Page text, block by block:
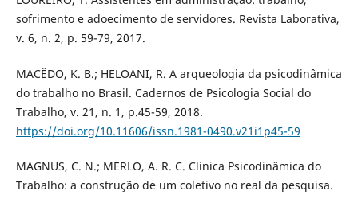
sofrimento e adoecimento de servidores. Revista Laborativa,
v. 6, n. 2, p. 59-79, 2017.
MACÊDO, K. B.; HELOANI, R. A arqueologia da psicodinâmica
do trabalho no Brasil. Cadernos de Psicologia Social do
Trabalho, v. 21, n. 1, p.45-59, 2018.
https://doi.org/10.11606/issn.1981-0490.v21i1p45-59
MAGNUS, C. N.; MERLO, A. R. C. Clínica Psicodinâmica do
Trabalho: a construção de um coletivo no real da pesquisa.